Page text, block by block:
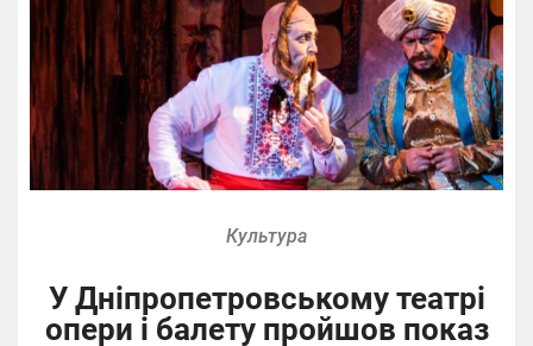
Культура
У Дніпропетровському театрі
опери і балету пройшов показ